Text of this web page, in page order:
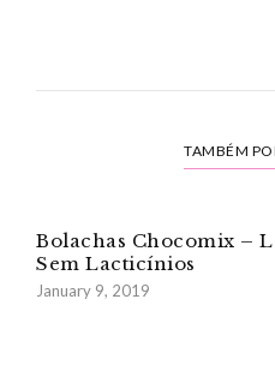
TAMBÉM
Bolachas Chocomix –
Sem Lacticínios
January 9, 2019